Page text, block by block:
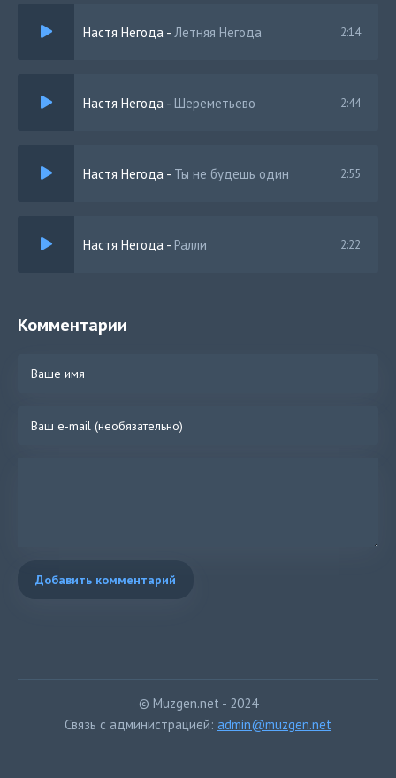
Настя Негода - Летняя Негода 2:14
Настя Негода - Шереметьево 2:44
Настя Негода - Ты не будешь один 2:55
Настя Негода - Ралли 2:22
Комментарии
Добавить комментарий
© Muzgen.net - 2024
Связь с администрацией: admin@muzgen.net